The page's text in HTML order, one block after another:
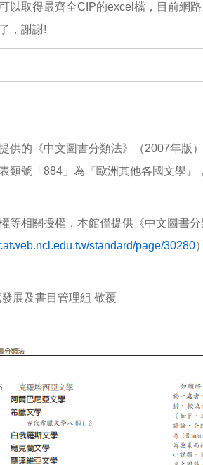
以取得最齊全CIP的excel檔，目前網
，謝謝!
供的《中文圖書分類法》（2007年版
類號「884」為『歐洲其他各國文學』
等相關授權，本館僅提供《中文圖書
standard/page/30280
展及書目管理組 敬覆